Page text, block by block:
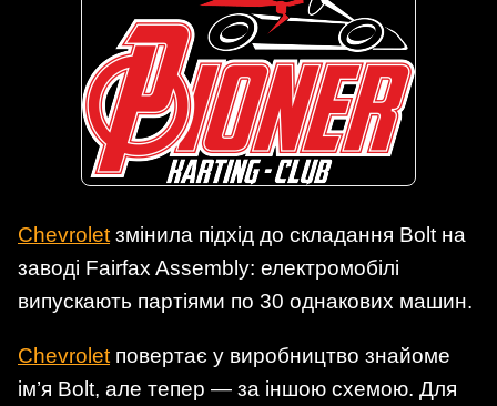
Chevrolet змінила підхід до складання Bolt на
заводі Fairfax Assembly: електромобілі
випускають партіями по 30 однакових машин.
Chevrolet повертає у виробництво знайоме
ім’я Bolt, але тепер — за іншою схемою. Для